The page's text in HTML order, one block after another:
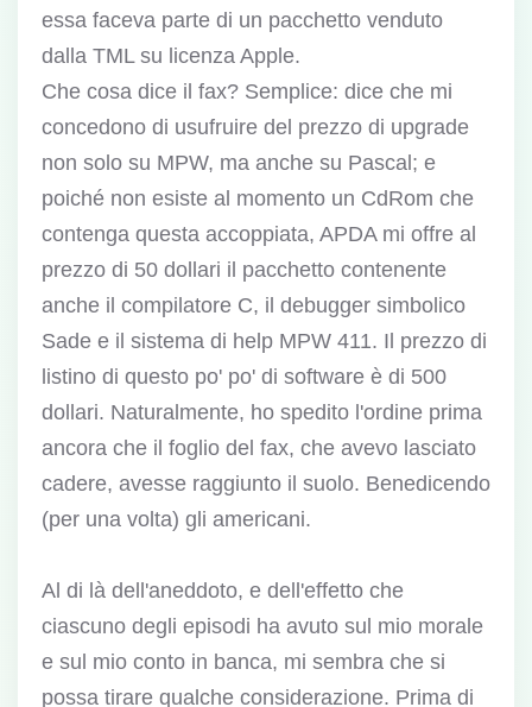
essa faceva parte di un pacchetto venduto
dalla TML su licenza Apple.
Che cosa dice il fax? Semplice: dice che mi
concedono di usufruire del prezzo di upgrade
non solo su MPW, ma anche su Pascal; e
poiché non esiste al momento un CdRom che
contenga questa accoppiata, APDA mi offre al
prezzo di 50 dollari il pacchetto contenente
anche il compilatore C, il debugger simbolico
Sade e il sistema di help MPW 411. Il prezzo di
listino di questo po' po' di software è di 500
dollari. Naturalmente, ho spedito l'ordine prima
ancora che il foglio del fax, che avevo lasciato
cadere, avesse raggiunto il suolo. Benedicendo
(per una volta) gli americani.
Al di là dell'aneddoto, e dell'effetto che
ciascuno degli episodi ha avuto sul mio morale
e sul mio conto in banca, mi sembra che si
possa tirare qualche considerazione. Prima di